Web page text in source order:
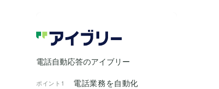
電話自動応答のアイブリー
ポイント1 電話業務を自動化